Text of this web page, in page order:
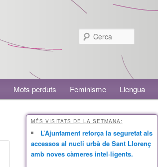
Mots perduts Feminisme Llengua
MÉS VISITATS DE LA SETMANA:
L’Ajuntament reforça la seguretat als
accessos al nucli urbà de Sant Llorenç
amb noves càmeres intel·ligents.